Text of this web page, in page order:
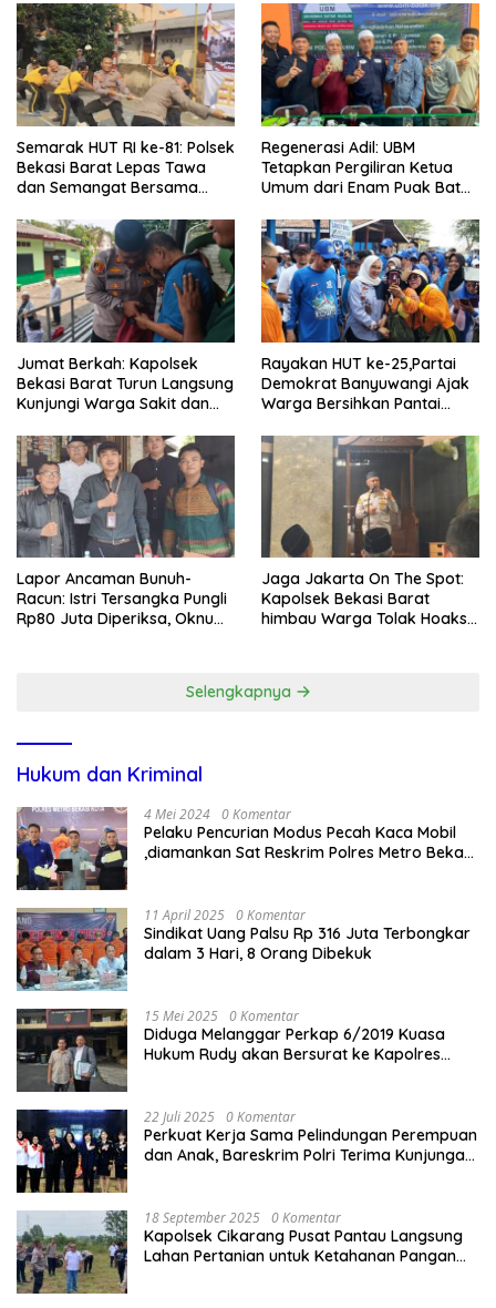
Tindak Tegas Oknum
Anggota Kelompok Ahli
Pemkab
Semarak HUT RI ke-81: Polsek
Bekasi Barat Lepas Tawa
dan Semangat Bersama
Regenerasi Adil: UBM
Tetapkan Pergiliran Ketua
Umum dari Enam Puak Batak
Jumat Berkah: Kapolsek
Bekasi Barat Turun Langsung
Kunjungi Warga Sakit dan
Rayakan HUT ke-25,Partai
Demokrat Banyuwangi Ajak
Warga Bersihkan Pantai
Lapor Ancaman Bunuh-
Racun: Istri Tersangka Pungli
Rp80 Juta Diperiksa, Oknum
Jaga Jakarta On The Spot:
Kapolsek Bekasi Barat
himbau Warga Tolak Hoaks
Selengkapnya
Hukum dan Kriminal
4 Mei 2024 0 Komentar
Pelaku Pencurian Modus Pecah Kaca Mobil
,diamankan Sat Reskrim Polres Metro Bekasi
11 April 2025 0 Komentar
Sindikat Uang Palsu Rp 316 Juta Terbongkar
dalam 3 Hari, 8 Orang Dibekuk
15 Mei 2025 0 Komentar
Diduga Melanggar Perkap 6/2019 Kuasa
Hukum Rudy akan Bersurat ke Kapolres
22 Juli 2025 0 Komentar
Perkuat Kerja Sama Pelindungan Perempuan
dan Anak, Bareskrim Polri Terima Kunjungan
18 September 2025 0 Komentar
Kapolsek Cikarang Pusat Pantau Langsung
Lahan Pertanian untuk Ketahanan Pangan